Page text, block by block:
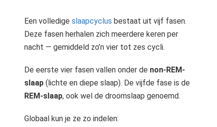
Een volledige slaapcyclus bestaat uit vijf fasen.
Deze fasen herhalen zich meerdere keren per
nacht — gemiddeld zo’n vier tot zes cycli.
De eerste vier fasen vallen onder de non-REM-
slaap (lichte en diepe slaap). De vijfde fase is de
REM-slaap, ook wel de droomslaap genoemd.
Globaal kun je ze zo indelen: